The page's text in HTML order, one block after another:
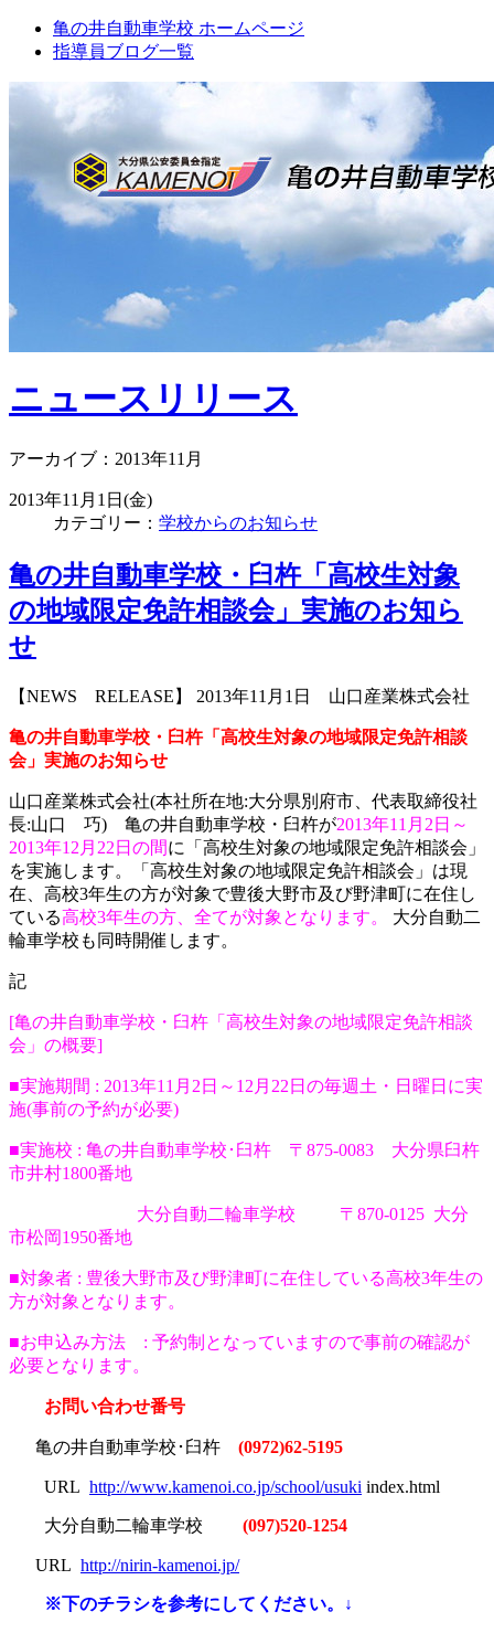
亀の井自動車学校 ホームページ
指導員ブログ一覧
ニュースリリース
アーカイブ：2013年11月
2013年11月1日(金)
カテゴリー： 学校からのお知らせ
亀の井自動車学校・臼杵「高校生対象
の地域限定免許相談会」実施のお知ら
せ
【NEWS RELEASE】 2013年11月1日 山口産業株式会社
亀の井自動車学校・臼杵「高校生対象の地域限定免許相談
会」実施のお知らせ
山口産業株式会社(本社所在地:大分県別府市、代表取締役社
長:山口 巧) 亀の井自動車学校・臼杵が2013年11月2日～
2013年12月22日の間に「高校生対象の地域限定免許相談会」
を実施します。「高校生対象の地域限定免許相談会」は現
在、高校3年生の方が対象で豊後大野市及び野津町に在住し
ている高校3年生の方、全てが対象となります。
大分自動二
輪車学校も同時開催します。
記
[亀の井自動車学校・臼杵「高校生対象の地域限定免許相談
会」の概要]
■実施期間 : 2013年11月2日～12月22日の毎週土・日曜日に実
施(事前の予約が必要)
■実施校 : 亀の井自動車学校･臼杵 〒875-0083 大分県臼杵
市井村1800番地
大分自動二輪車学校 〒870-0125 大分
市松岡1950番地
■対象者 : 豊後大野市及び野津町に在住している高校3年生の
方が対象となります。
■お申込み方法 : 予約制となっていますので事前の確認が
必要となります。
お問い合わせ番号
亀の井自動車学校･臼杵 (0972)62-5195
URL http://www.kamenoi.co.jp/school/usuki index.html
大分自動二輪車学校 (097)520-1254
URL http://nirin-kamenoi.jp/
※下のチラシを参考にしてください。↓